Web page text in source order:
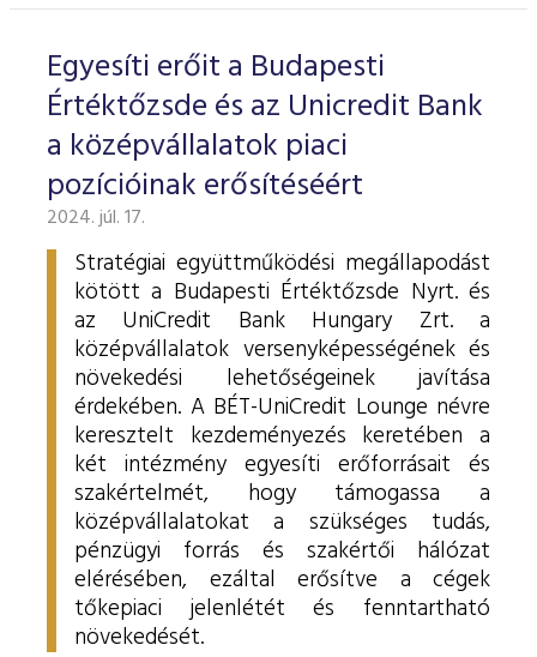
Egyesíti erőit a Budapesti
Értéktőzsde és az Unicredit Bank
a középvállalatok piaci
pozícióinak erősítéséért
2024. júl. 17.
Stratégiai együttműködési megállapodást
kötött a Budapesti Értéktőzsde Nyrt. és
az UniCredit Bank Hungary Zrt. a
középvállalatok versenyképességének és
növekedési lehetőségeinek javítása
érdekében. A BÉT-UniCredit Lounge névre
keresztelt kezdeményezés keretében a
két intézmény egyesíti erőforrásait és
szakértelmét, hogy támogassa a
középvállalatokat a szükséges tudás,
pénzügyi forrás és szakértői hálózat
elérésében, ezáltal erősítve a cégek
tőkepiaci jelenlétét és fenntartható
növekedését.